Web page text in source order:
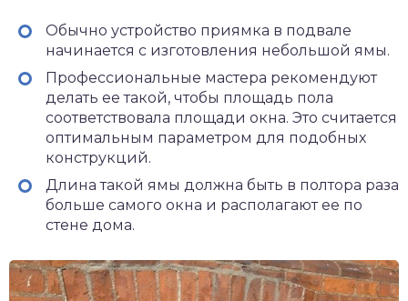
Обычно устройство приямка в подвале
начинается с изготовления небольшой ямы.
Профессиональные мастера рекомендуют
делать ее такой, чтобы площадь пола
соответствовала площади окна. Это считается
оптимальным параметром для подобных
конструкций.
Длина такой ямы должна быть в полтора раза
больше самого окна и располагают ее по
стене дома.